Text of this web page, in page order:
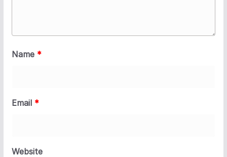
Name *
Email *
Website